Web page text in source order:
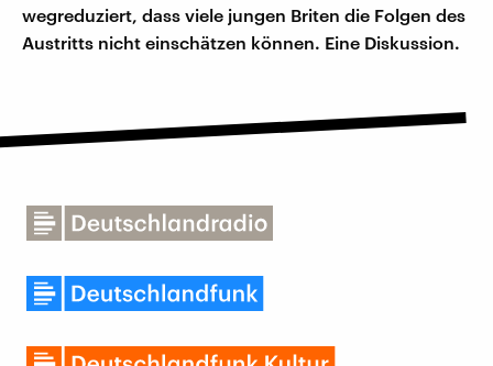
wegreduziert, dass viele jungen Briten die Folgen des
Austritts nicht einschätzen können. Eine Diskussion.